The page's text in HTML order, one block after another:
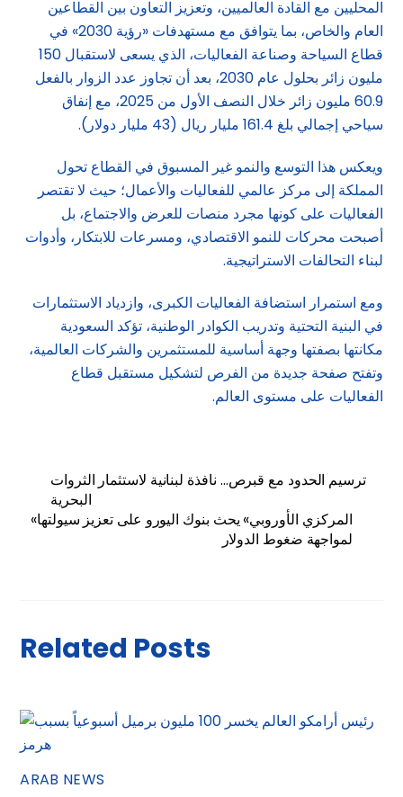
المحليين مع القادة العالميين، وتعزيز التعاون بين القطاعين
العام والخاص، بما يتوافق مع مستهدفات «رؤية 2030» في
قطاع السياحة وصناعة الفعاليات، الذي يسعى لاستقبال 150
مليون زائر بحلول عام 2030، بعد أن تجاوز عدد الزوار بالفعل
60.9 مليون زائر خلال النصف الأول من 2025، مع إنفاق
سياحي إجمالي بلغ 161.4 مليار ريال (43 مليار دولار).
ويعكس هذا التوسع والنمو غير المسبوق في القطاع تحول
المملكة إلى مركز عالمي للفعاليات والأعمال؛ حيث لا تقتصر
الفعاليات على كونها مجرد منصات للعرض والاجتماع، بل
أصبحت محركات للنمو الاقتصادي، ومسرعات للابتكار، وأدوات
لبناء التحالفات الاستراتيجية.
ومع استمرار استضافة الفعاليات الكبرى، وازدياد الاستثمارات
في البنية التحتية وتدريب الكوادر الوطنية، تؤكد السعودية
مكانتها بصفتها وجهة أساسية للمستثمرين والشركات العالمية،
وتفتح صفحة جديدة من الفرص لتشكيل مستقبل قطاع
الفعاليات على مستوى العالم.
ترسيم الحدود مع قبرص… نافذة لبنانية لاستثمار الثروات
البحرية
«المركزي الأوروبي» يحث بنوك اليورو على تعزيز سيولتها
لمواجهة ضغوط الدولار
Related Posts
ARAB NEWS